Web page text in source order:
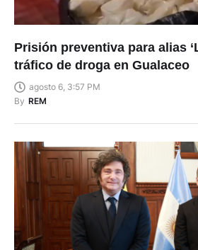
Prisión preventiva para alias
tráfico de droga en Gualaceo
agosto 6, 3:57 PM
By REM